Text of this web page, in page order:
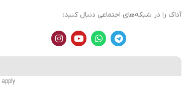
آداک را در شبکه‌های اجتماعی دنبال کنید:
apply.